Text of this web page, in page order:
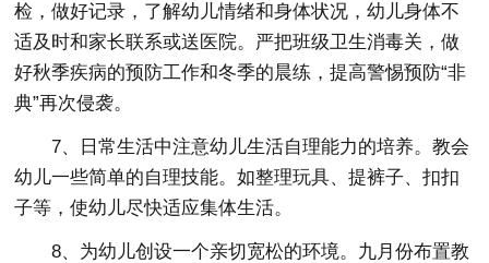
检，做好记录，了解幼儿情绪和身体状况，幼儿身体不
适及时和家长联系或送医院。严把班级卫生消毒关，做
好秋季疾病的预防工作和冬季的晨练，提高警惕预防“非
典”再次侵袭。
7、日常生活中注意幼儿生活自理能力的培养。教会
幼儿一些简单的自理技能。如整理玩具、提裤子、扣扣
子等，使幼儿尽快适应集体生活。
8、为幼儿创设一个亲切宽松的环境。九月份布置教